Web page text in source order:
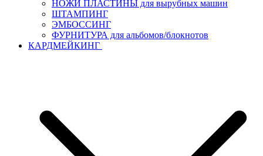
НОЖИ ПЛАСТИНЫ для вырубных машин
ШТАМПИНГ
ЭМБОССИНГ
ФУРНИТУРА для альбомов/блокнотов
КАРДМЕЙКИНГ